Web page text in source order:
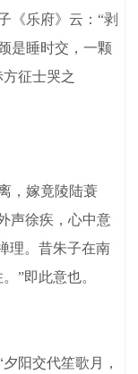
《乐府》云：“剥
是睡时交，一颗
征士哭之
，嫁竟陵陆蓑
声徐疾，心中意
理。昔朱子在南
”即此意也。
阳交代笙歌月，